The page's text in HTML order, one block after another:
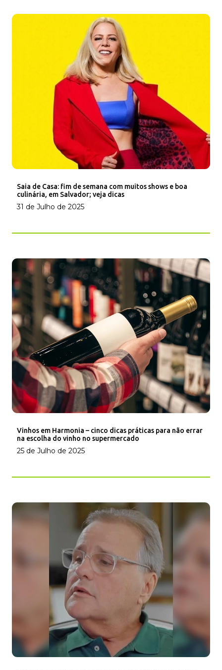
Saia de Casa: fim de semana com muitos shows e boa
culinária, em Salvador; veja dicas
31 de Julho de 2025
Vinhos em Harmonia – cinco dicas práticas para não errar
na escolha do vinho no supermercado
25 de Julho de 2025